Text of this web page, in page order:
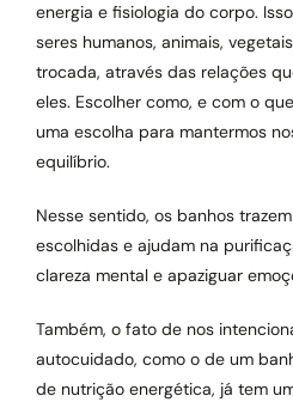
energia e fisiologia do corpo.
seres humanos, animais,
trocada, através das relações
eles. Escolher como, e com o
uma escolha para mantermos
equilíbrio.
Nesse sentido, os banhos
escolhidas e ajudam na
clareza mental e apaziguar
Também, o fato de nos
autocuidado, como o de um
de nutrição energética, já tem